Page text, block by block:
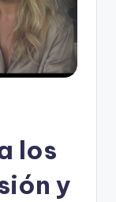
los
y